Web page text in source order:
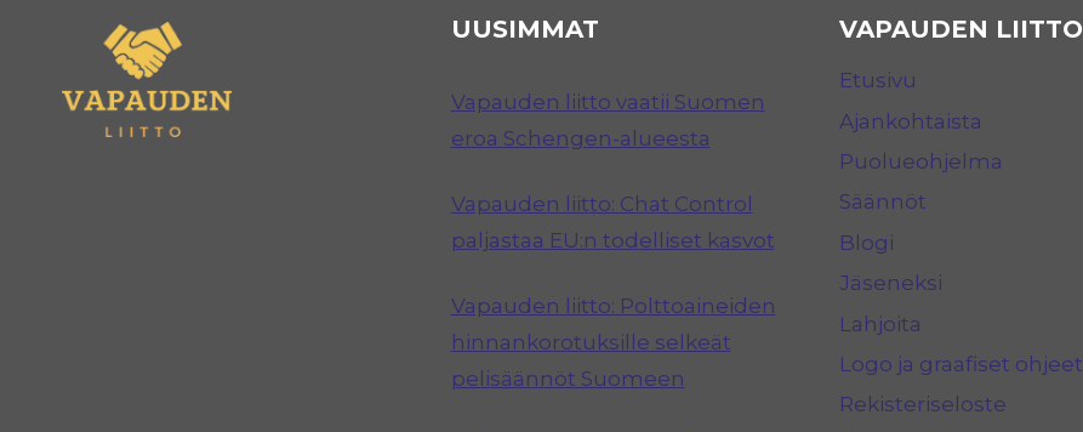
UUSIMMAT
Vapauden liitto vaatii Suomen
eroa Schengen-alueesta
Vapauden liitto: Chat Control
paljastaa EU:n todelliset kasvot
Vapauden liitto: Polttoaineiden
hinnankorotuksille selkeät
pelisäännöt Suomeen
VAPAUDEN LIITTO
Etusivu
Ajankohtaista
Puolueohjelma
Säännöt
Blogi
Jäseneksi
Lahjoita
Logo ja graafiset ohjeet
Rekisteriseloste